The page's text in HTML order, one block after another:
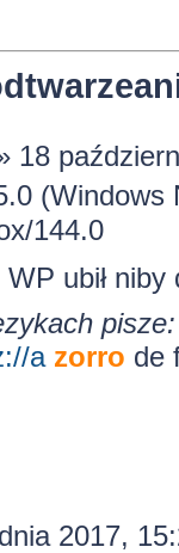
18
144.0
ubił
pisze:
//a zorro de
2017,